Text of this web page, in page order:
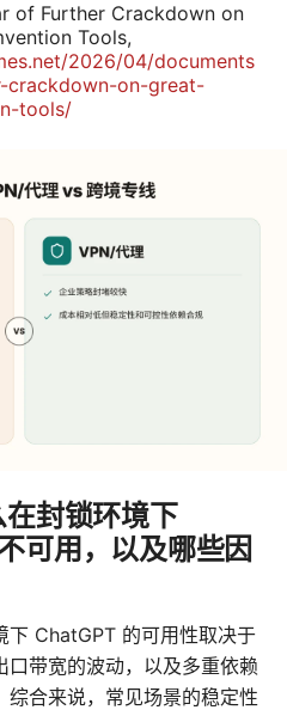
of Further Crackdown on
Tools,
2026/04/documents
on-great-
tools/
封锁环境下
可用，以及哪些因
下 ChatGPT 的可用性取决于
带宽的波动，以及多重依赖
综合来说，常见场景的稳定性